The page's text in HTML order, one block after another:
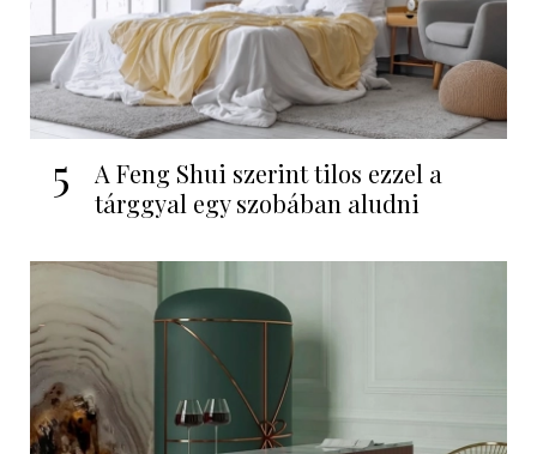
5
A Feng Shui szerint tilos ezzel a
tárggyal egy szobában aludni